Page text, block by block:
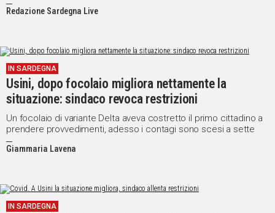
Redazione Sardegna Live
IN SARDEGNA
Usini, dopo focolaio migliora nettamente la
situazione: sindaco revoca restrizioni
Un focolaio di variante Delta aveva costretto il primo cittadino a
prendere provvedimenti, adesso i contagi sono scesi a sette
Giammaria Lavena
IN SARDEGNA